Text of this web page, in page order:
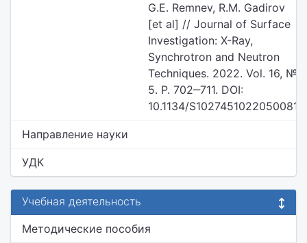
G.E. Remnev, R.M. Gadirov
[et al] // Journal of Surface
Investigation: X-Ray,
Synchrotron and Neutron
Techniques. 2022. Vol. 16, №
5. P. 702‒711. DOI:
10.1134/S1027451022050081
Направление науки
УДК
Учебная деятельность
Методические пособия